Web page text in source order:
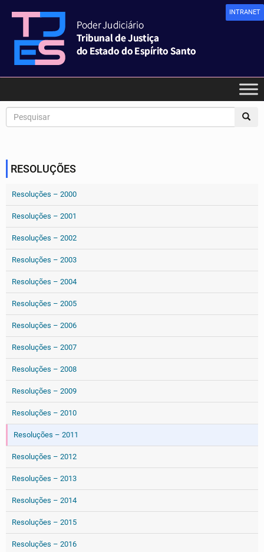
INTRANET
RESOLUÇÕES
Resoluções – 2000
Resoluções – 2001
Resoluções – 2002
Resoluções – 2003
Resoluções – 2004
Resoluções – 2005
Resoluções – 2006
Resoluções – 2007
Resoluções – 2008
Resoluções – 2009
Resoluções – 2010
Resoluções – 2011
Resoluções – 2012
Resoluções – 2013
Resoluções – 2014
Resoluções – 2015
Resoluções – 2016